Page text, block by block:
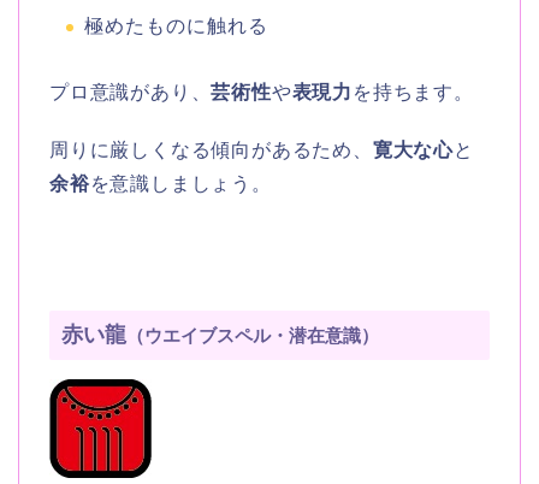
極めたものに触れる
プロ意識があり、芸術性や表現力 を持ちます。
周りに厳しくなる傾向があるため、 寛大な心と
余裕を意識しましょう。
赤い龍 （ウエイブスペル・潜在意識）